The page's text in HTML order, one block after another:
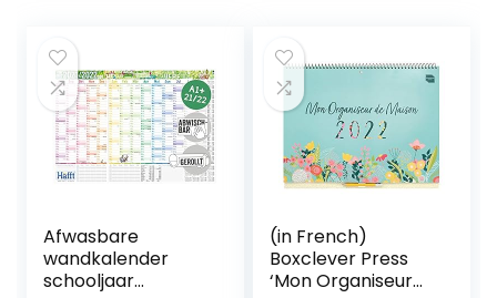
Afwasbare
wandkalender
schooljaar
(in French)
Boxclever Press
‘Mon Organiseur